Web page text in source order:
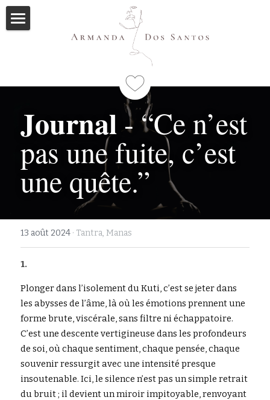
Formations
Programme
Immersions
Mes livres
Méditations
Articles
Rechercher
Journal - “Ce n’est
pas une fuite, c’est
une quête.”
13 août 2024 · Tantra, Manas
1.
Plonger dans l’isolement du Kuti, c’est se jeter dans
les abysses de l’âme, là où les émotions prennent une
forme brute, viscérale, sans filtre ni échappatoire.
C’est une descente vertigineuse dans les profondeurs
de soi, où chaque sentiment, chaque pensée, chaque
souvenir ressurgit avec une intensité presque
insoutenable. Ici, le silence n’est pas un simple retrait
du bruit ; il devient un miroir impitoyable, renvoyant